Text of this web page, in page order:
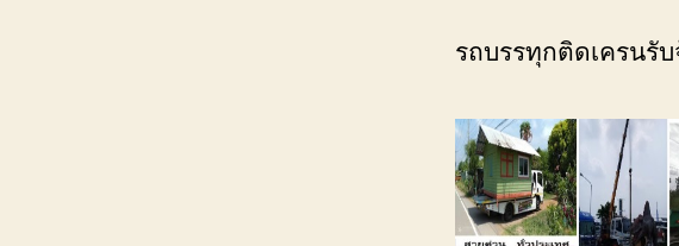
รถบรรทุกติดเครนรั